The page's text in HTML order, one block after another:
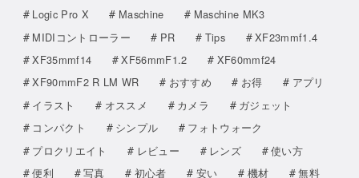
Logic Pro X
Maschine
Maschine MK3
MIDIコントローラー
PR Tips
XF23mmf1.4
XF35mmf14
XF56mmF1.2
XF60mmf24
XF90mmF2 R LM WR
おすすめ お得
アプリ
イラスト
オススメ カメラ
ガジェット
コンパクト
シンプル
フォトウォーク
プロクリエイト
レビュー レンズ
使い方
便利
写真 初心者 安い 機材
無料